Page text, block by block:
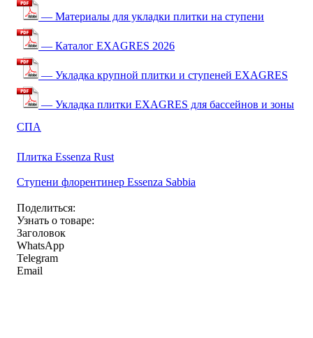
— Материалы для укладки плитки на ступени
— Каталог EXAGRES 2026
— Укладка крупной плитки и ступеней EXAGRES
— Укладка плитки EXAGRES для бассейнов и зоны
СПА
Плитка Essenza Rust
Ступени флорентинер Essenza Sabbia
Поделиться:
Узнать о товаре:
Заголовок
WhatsApp
Telegram
Email